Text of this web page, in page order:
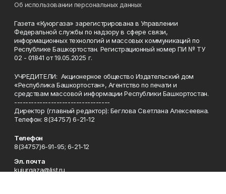
Об использовании персональных данных
Газета «Куюргаза» зарегистрирована в Управлении
Федеральной службы по надзору в сфере связи,
информационных технологий и массовых коммуникаций по
Республике Башкортостан. Регистрационный номер ПИ № ТУ
02 - 01841 от 19.05.2025 г.
УЧРЕДИТЕЛИ: Акционерное общество Издательский дом
«Республика Башкортостан», Агентство по печати и
средствам массовой информации Республики Башкортостан.
----------------------------------
Директор (главный редактор): Беглова Светлана Алексеевна.
Телефон: 8(34757) 6-21-12
Телефон
8(34757)6-91-95; 6-21-12
Эл. почта
kuiurgaza@list.ru